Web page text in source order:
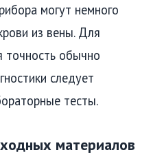
могут немного
из вены. Для
точность обычно
следует
тесты.
материалов